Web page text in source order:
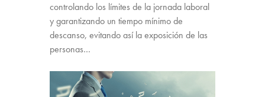
controlando los límites de la jornada laboral
y garantizando un tiempo mínimo de
descanso, evitando así la exposición de las
personas…